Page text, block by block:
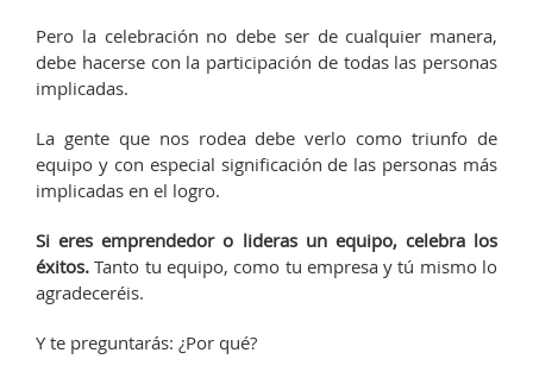
Pero la celebración no debe ser de cualquier manera,
debe hacerse con la participación de todas las personas
implicadas.
La gente que nos rodea debe verlo como triunfo de
equipo y con especial significación de las personas más
implicadas en el logro.
Si eres emprendedor o lideras un equipo, celebra los
éxitos.Tanto tu equipo, como tu empresa y tú mismo lo
agradeceréis.
Y te preguntarás: ¿Por qué?